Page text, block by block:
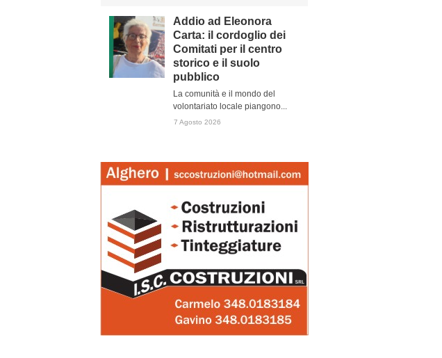
Addio ad Eleonora
Carta: il cordoglio dei
Comitati per il centro
storico e il suolo
pubblico
La comunità e il mondo del
volontariato locale piangono...
7 Agosto 2026